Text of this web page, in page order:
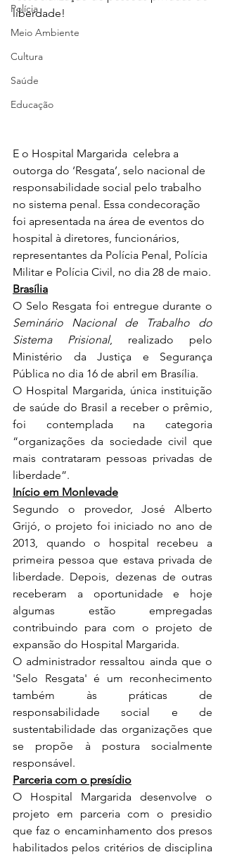
Polícia
Meio Ambiente
Cultura
Saúde
Educação
liberdade!
E o Hospital Margarida  celebra a
outorga do ‘Resgata’, selo nacional de
responsabilidade social pelo trabalho
no sistema penal. Essa condecoração
foi apresentada na área de eventos do
hospital à diretores, funcionários,
representantes da Polícia Penal, Polícia
Militar e Polícia Civil, no dia 28 de maio.
Brasília
Seminário Nacional de Trabalho do
Sistema Prisional, realizado pelo
Ministério da Justiça e Segurança
Pública no dia 16 de abril em Brasília.
O Hospital Margarida, única instituição
de saúde do Brasil a receber o prêmio,
foi contemplada na categoria
“organizações da sociedade civil que
mais contrataram pessoas privadas de
liberdade”.
Início em Monlevade
Segundo o provedor, José Alberto
Grijó, o projeto foi iniciado no ano de
2013, quando o hospital recebeu a
primeira pessoa que estava privada de
liberdade. Depois, dezenas de outras
receberam a oportunidade e hoje
algumas estão empregadas
contribuindo para com o projeto de
expansão do Hospital Margarida.
O administrador ressaltou ainda que o
'Selo Resgata' é um reconhecimento
também às práticas de
responsabilidade social e de
sustentabilidade das organizações que
se propõe à postura socialmente
responsável.
Parceria com o presídio
O Hospital Margarida desenvolve o
projeto em parceria com o presidio
que faz o encaminhamento dos presos
habilitados pelos critérios de disciplina